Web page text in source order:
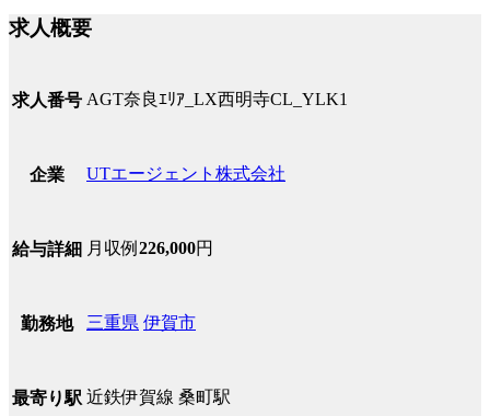
求人概要
求人番号 AGT奈良ｴﾘｱ_LX西明寺CL_YLK1
企業 UTエージェント株式会社
給与詳細 月収例 226,000円
勤務地 三重県 伊賀市
最寄り駅 近鉄伊賀線 桑町駅